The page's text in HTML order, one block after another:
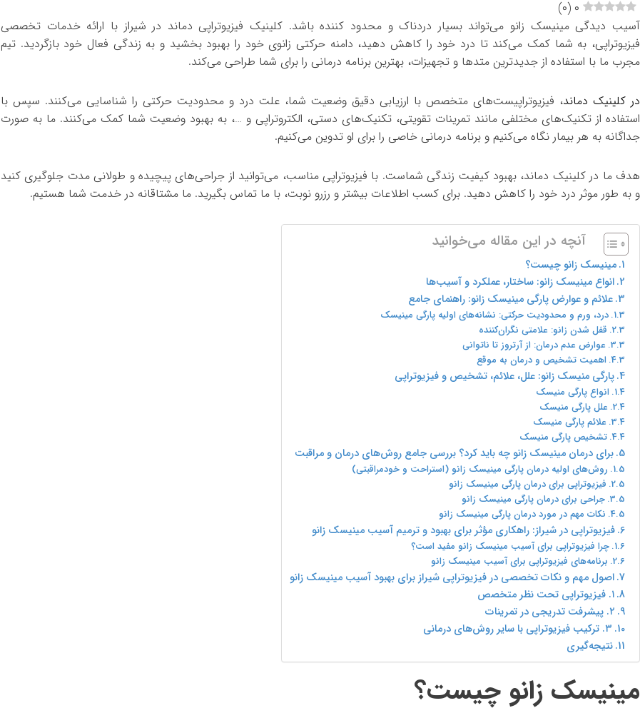
۰ (۰)
آسیب دیدگی مینیسک زانو می‌تواند بسیار دردناک و محدود کننده باشد. کلینیک فیزیوتراپی دماند در شیراز با ارائه خدمات تخصصی
فیزیوتراپی، به شما کمک می‌کند تا درد خود را کاهش دهید، دامنه حرکتی زانوی خود را بهبود بخشید و به زندگی فعال خود بازگردید. تیم
مجرب ما با استفاده از جدیدترین متدها و تجهیزات، بهترین برنامه درمانی را برای شما طراحی می‌کند.
در کلینیک دماند، فیزیوتراپیست‌های متخصص با ارزیابی دقیق وضعیت شما، علت درد و محدودیت حرکتی را شناسایی می‌کنند. سپس با
استفاده از تکنیک‌های مختلفی مانند تمرینات تقویتی، تکنیک‌های دستی، الکتروتراپی و …، به بهبود وضعیت شما کمک می‌کنند. ما به صورت
جداگانه به هر بیمار نگاه می‌کنیم و برنامه درمانی خاصی را برای او تدوین می‌کنیم.
هدف ما در کلینیک دماند، بهبود کیفیت زندگی شماست. با فیزیوتراپی مناسب، می‌توانید از جراحی‌های پیچیده و طولانی مدت جلوگیری کنید
و به طور موثر درد خود را کاهش دهید. برای کسب اطلاعات بیشتر و رزرو نوبت، با ما تماس بگیرید. ما مشتاقانه در خدمت شما هستیم.
آنچه در این مقاله می‌خوانید
مینیسک زانو چیست؟
انواع مینیسک زانو: ساختار، عملکرد و آسیب‌ها
علائم و عوارض پارگی مینیسک زانو: راهنمای جامع
درد، ورم و محدودیت حرکتی: نشانه‌های اولیه پارگی مینیسک
قفل شدن زانو: علامتی نگران‌کننده
عوارض عدم درمان: از آرتروز تا ناتوانی
اهمیت تشخیص و درمان به موقع
پارگی منیسک زانو: علل، علائم، تشخیص و فیزیوتراپی
انواع پارگی منیسک
علل پارگی منیسک
علائم پارگی منیسک
تشخیص پارگی منیسک
برای درمان مینیسک زانو چه باید کرد؟ بررسی جامع روش‌های درمان و مراقبت
روش‌های اولیه درمان پارگی مینیسک زانو (استراحت و خودمراقبتی)
فیزیوتراپی برای درمان پارگی مینیسک زانو
جراحی برای درمان پارگی مینیسک زانو
نکات مهم در مورد درمان پارگی مینیسک زانو
فیزیوتراپی در شیراز: راهکاری مؤثر برای بهبود و ترمیم آسیب مینیسک زانو
چرا فیزیوتراپی برای آسیب مینیسک زانو مفید است؟
برنامه‌های فیزیوتراپی برای آسیب مینیسک زانو
اصول مهم و نکات تخصصی در فیزیوتراپی شیراز برای بهبود آسیب مینیسک زانو
۱. فیزیوتراپی تحت نظر متخصص
۲. پیشرفت تدریجی در تمرینات
۳. ترکیب فیزیوتراپی با سایر روش‌های درمانی
نتیجه‌گیری
مینیسک زانو چیست؟